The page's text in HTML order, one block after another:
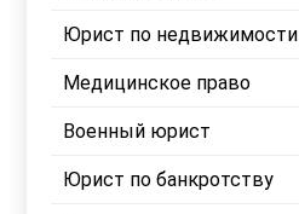
Юрист по недвижимости
Медицинское право
Военный юрист
Юрист по банкротству